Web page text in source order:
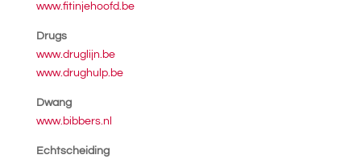
www.fitinjehoofd.be
Drugs
www.druglijn.be
www.drughulp.be
Dwang
www.bibbers.nl
Echtscheiding